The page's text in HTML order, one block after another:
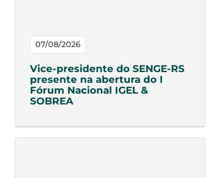
07/08/2026
Vice-presidente do SENGE-RS
presente na abertura do I
Fórum Nacional IGEL &
SOBREA